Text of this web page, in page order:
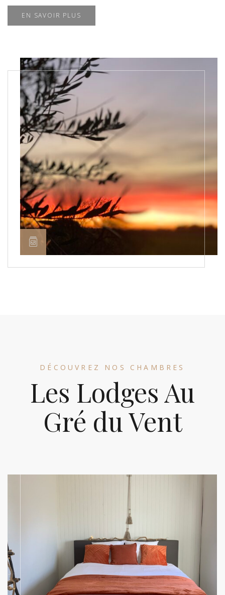
EN SAVOIR PLUS
DÉCOUVREZ NOS CHAMBRES
Les Lodges Au
Gré du Vent